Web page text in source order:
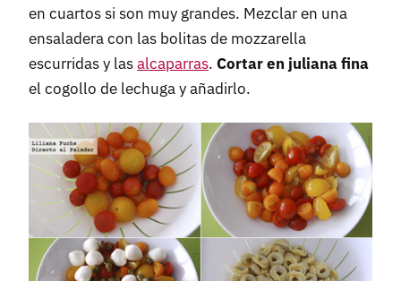
en cuartos si son muy grandes. Mezclar en una
ensaladera con las bolitas de mozzarella
escurridas y lasalcaparras. Cortar en juliana fina
el cogollo de lechuga y añadirlo.